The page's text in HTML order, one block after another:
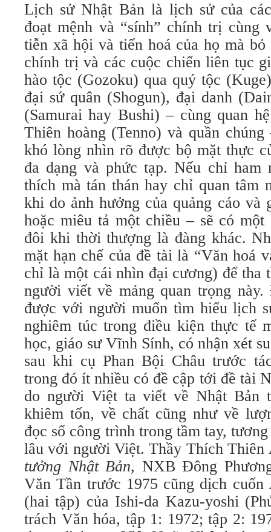
Lịch sử Nhật Bản là lịch sử của
đoạt mệnh và “sính” chính trị
tiễn xã hội và tiến hoá của họ mà
chính trị và các cuộc chiến liên tục
hào tộc (Gozoku) qua quý tộc
đại sứ quân (Shogun), đại danh
(Samurai hay Bushi) – cùng quan
Thiên hoàng (Tenno) và quần
khó lòng nhìn rõ được bộ mặt thực
đa dạng và phức tạp. Nếu chỉ ham
thích mà tán thán hay chỉ quan tâm
khi do ảnh hưởng của quảng cáo
hoặc miêu tả một chiều – sẽ có
đôi khi thời thượng là đàng khác.
mặt hạn chế của đề tài là “Văn hoá
chỉ là một cái nhìn đại cương) để tha
người viết về mảng quan trọng
được với người muốn tìm hiểu lịch
nghiêm túc trong điều kiện thực tế
học, giáo sư Vĩnh Sính, có nhận xét
sau khi cụ Phan Bội Châu trước
trong đó ít nhiều có đề cập tới đề tài
do người Việt ta viết về Nhật Bản
khiêm tốn, về chất cũng như về
đọc số công trình trong tầm tay,
lâu với người Việt. Thầy Thích
tưởng Nhật Bản, NXB Đông
Văn Tần trước 1975 cũng dịch cuốn
(hai tập) của Ishi-da Kazu-yoshi
trách Văn hóa, tập 1: 1972; tập 2: